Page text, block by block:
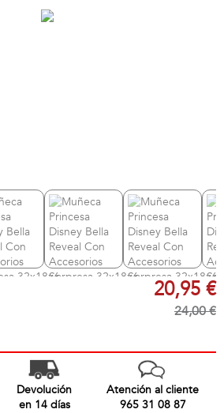
20,95 €
24,00 €
Devolución
en 14 días
Atención al cliente
965 31 08 87